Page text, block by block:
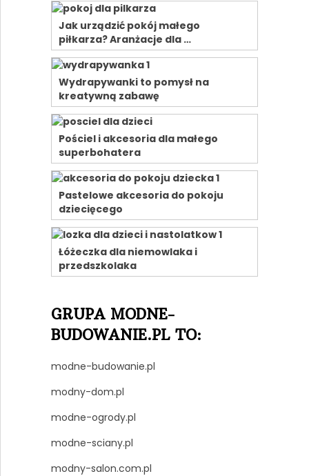
Jak urządzić pokój małego
piłkarza? Aranżacje dla …
Wydrapywanki to pomysł na
kreatywną zabawę
Pościel i akcesoria dla małego
superbohatera
Pastelowe akcesoria do pokoju
dziecięcego
Łóżeczka dla niemowlaka i
przedszkolaka
GRUPA MODNE-
BUDOWANIE.PL TO:
modne-budowanie.pl
modny-dom.pl
modne-ogrody.pl
modne-sciany.pl
modny-salon.com.pl